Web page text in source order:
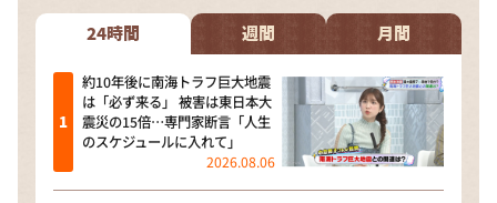
24時間 週間 月間
約10年後に南海トラフ巨大地震
は「必ず来る」 被害は東日本大
震災の15倍…専門家断言「人生
のスケジュールに入れて」
2026.08.06